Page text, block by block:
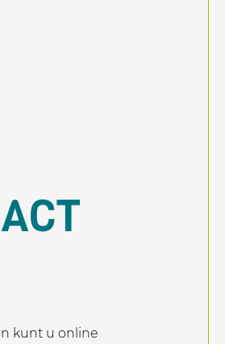
kunt u online